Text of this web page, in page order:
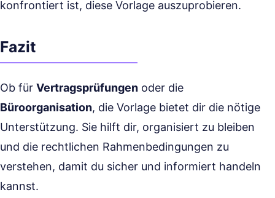
konfrontiert ist, diese Vorlage auszuprobieren.
Fazit
Ob für Vertragsprüfungen oder die
Büroorganisation, die Vorlage bietet dir die nötige
Unterstützung. Sie hilft dir, organisiert zu bleiben
und die rechtlichen Rahmenbedingungen zu
verstehen, damit du sicher und informiert handeln
kannst.